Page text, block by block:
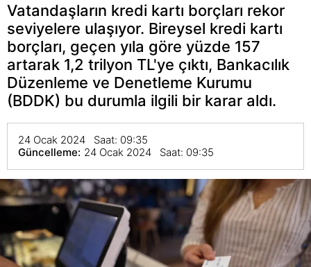
Vatandaşların kredi kartı borçları rekor
seviyelere ulaşıyor. Bireysel kredi kartı
borçları, geçen yıla göre yüzde 157
artarak 1,2 trilyon TL'ye çıktı, Bankacılık
Düzenleme ve Denetleme Kurumu
(BDDK) bu durumla ilgili bir karar aldı.
24 Ocak 2024 Saat: 09:35
Güncelleme: 24 Ocak 2024 Saat: 09:35